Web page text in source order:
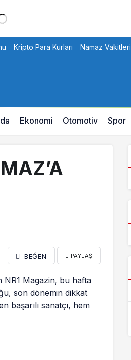
Kripto Para Kurları Namaz Vakitleri
Ekonomi Otomotiv Spor
BEĞEN PAYLAŞ
NR1 Magazin, bu hafta
son dönemin dikkat
başarılı sanatçı, hem